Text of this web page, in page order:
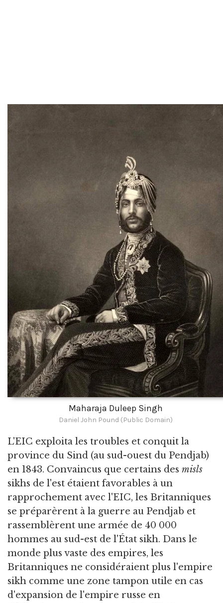
Maharaja Duleep Singh
Daniel John Pound (Public Domain)
L'EIC exploita les troubles et conquit la
province du Sind (au sud-ouest du Pendjab)
en 1843. Convaincus que certains des misls
sikhs de l'est étaient favorables à un
rapprochement avec l'EIC, les Britanniques
se préparèrent à la guerre au Pendjab et
rassemblèrent une armée de 40 000
hommes au sud-est de l'État sikh. Dans le
monde plus vaste des empires, les
Britanniques ne considéraient plus l'empire
sikh comme une zone tampon utile en cas
d'expansion de l'empire russe en